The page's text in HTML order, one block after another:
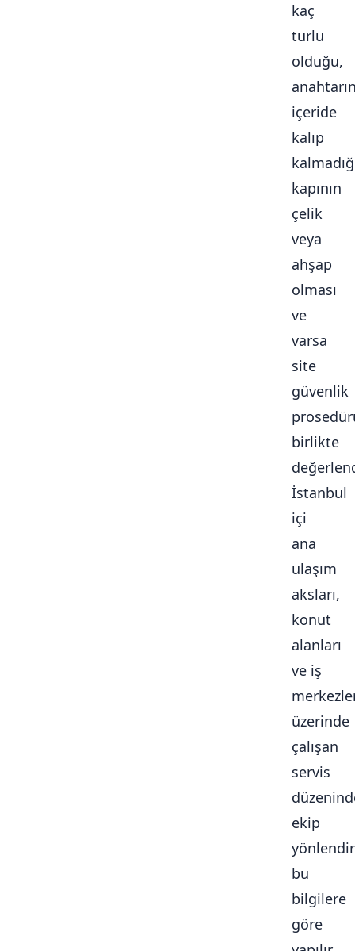
kaç
turlu
olduğu,
içeride
kalıp
kapının
çelik
veya
ahşap
olması
ve
varsa
site
güvenlik
birlikte
İstanbul
içi
ana
ulaşım
aksları,
konut
alanları
ve iş
üzerinde
çalışan
servis
ekip
bu
bilgilere
göre